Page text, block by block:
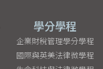
學分學程
企業財稅管理學分學程
國際與英美法律微學程